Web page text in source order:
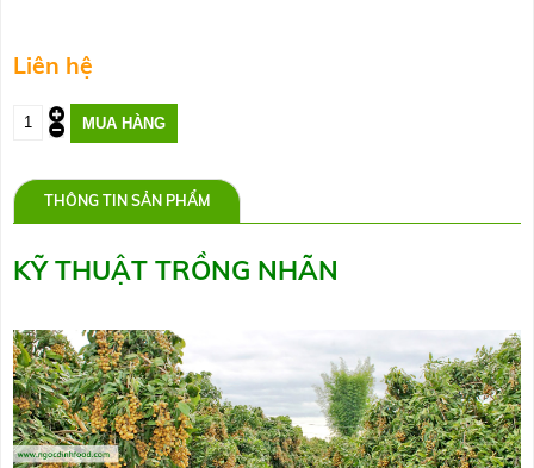
Liên hệ
THÔNG TIN SẢN PHẨM
KỸ THUẬT TRỒNG NHÃN